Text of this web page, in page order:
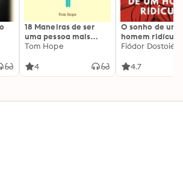
18 Maneiras de ser
uma pessoa mais
interessante
Tom Hope
4
O sonho de um
homem ridículo
Fiódor
4.7